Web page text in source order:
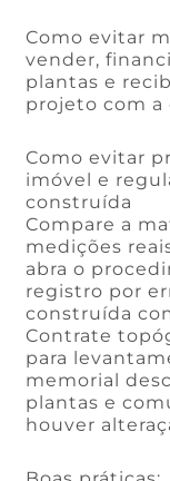
Como evitar
vender,
plantas e
projeto com a
Como evitar
imóvel e
construída
Compare a
medições
abra o
registro por
construída
Contrate
para
memorial
plantas e
houver